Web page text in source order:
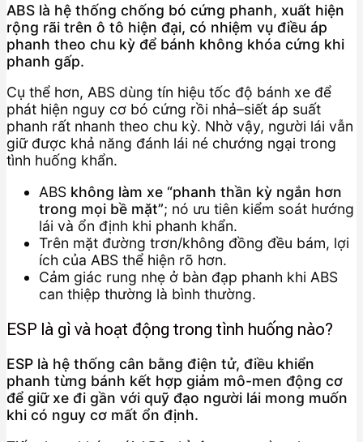
ABS là hệ thống chống bó cứng phanh, xuất hiện
rộng rãi trên ô tô hiện đại, có nhiệm vụ điều áp
phanh theo chu kỳ để bánh không khóa cứng khi
phanh gấp.
Cụ thể hơn, ABS dùng tín hiệu tốc độ bánh xe để
phát hiện nguy cơ bó cứng rồi nhả–siết áp suất
phanh rất nhanh theo chu kỳ. Nhờ vậy, người lái vẫn
giữ được khả năng đánh lái né chướng ngại trong
tình huống khẩn.
ABS không làm xe “phanh thần kỳ ngắn hơn
trong mọi bề mặt”; nó ưu tiên kiểm soát hướng
lái và ổn định khi phanh khẩn.
Trên mặt đường trơn/không đồng đều bám, lợi
ích của ABS thể hiện rõ hơn.
Cảm giác rung nhẹ ở bàn đạp phanh khi ABS
can thiệp thường là bình thường.
ESP là gì và hoạt động trong tình huống nào?
ESP là hệ thống cân bằng điện tử, điều khiển
phanh từng bánh kết hợp giảm mô-men động cơ
để giữ xe đi gần với quỹ đạo người lái mong muốn
khi có nguy cơ mất ổn định.